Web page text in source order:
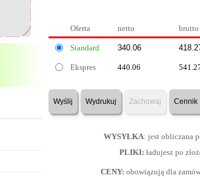
Oferta netto brutto
Standard
Ekspres
440.06
Wyślij Wydrukuj Zachowaj Cennik
WYSYŁKA: jest obliczana
PLIKI: ładujesz po
CENY: obowiązują dla